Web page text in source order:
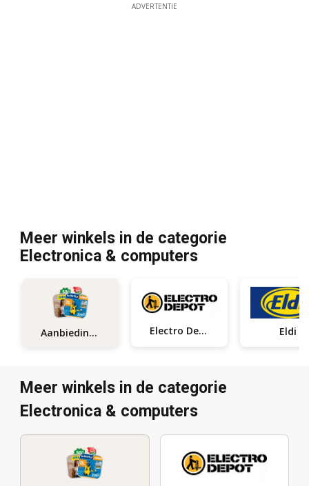
ADVERTENTIE
Meer winkels in de categorie
Electronica & computers
Aanbiedingen Electro Depot Eldi
Meer winkels in de categorie
Electronica & computers